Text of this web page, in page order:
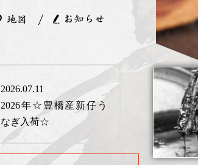
2026.07.11
2026年☆豊橋産新仔う
なぎ入荷☆